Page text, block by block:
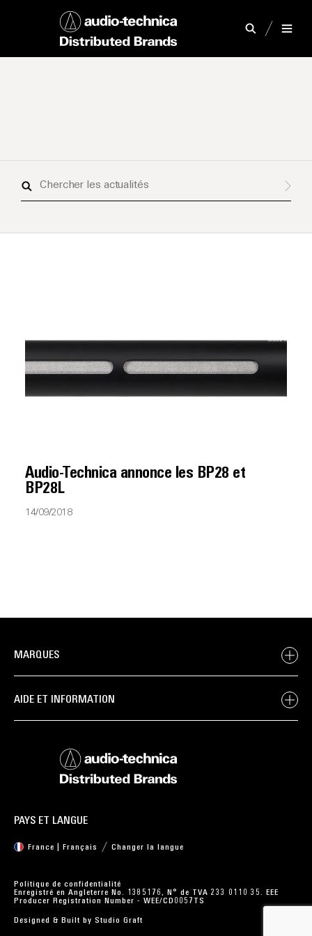
Chercher
Audio-Technica annonce les BP28 et
BP28L
14/09/2018
MARQUES
AIDE ET INFORMATION
PAYS ET LANGUE
France | Français Changer la langue
Politique de confidentialité
Enregistré en Angleterre No. 1385176, N° de TVA 233 0110 35. EEE
Producer Registration Number - WEE/CD0057TS
Designed & Built by Studio Graft